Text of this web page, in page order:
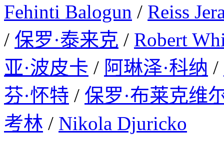
Fehinti Balogun / Reiss
/ 保罗·泰来克 / Robert
亚·波皮卡 / 阿琳泽·科纳 /
芬·怀特 / 保罗·布莱克维
考林 / Nikola Djuricko